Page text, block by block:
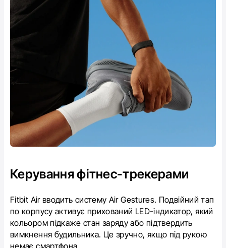
Керування фітнес-трекерами
Fitbit Air вводить систему Air Gestures. Подвійний тап
по корпусу активує прихований LED-індикатор, який
кольором підкаже стан заряду або підтвердить
вимкнення будильника. Це зручно, якщо під рукою
немає смартфона.